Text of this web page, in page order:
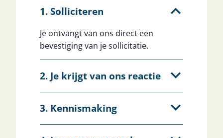
1. Solliciteren
Je ontvangt van ons direct een
bevestiging van je sollicitatie.
2. Je krijgt van ons reactie
3. Kennismaking